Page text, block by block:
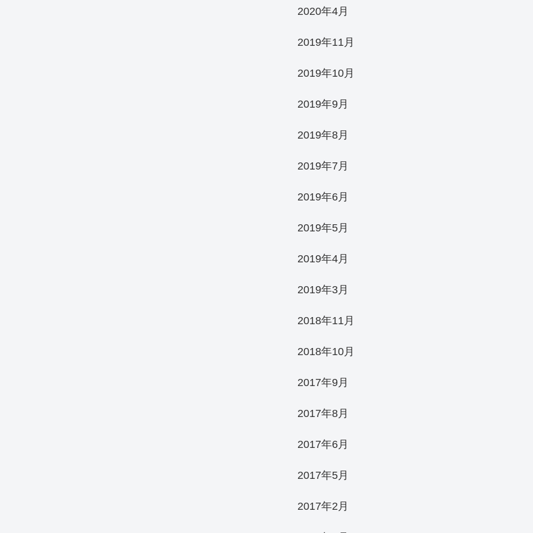
2020年4月
2019年11月
2019年10月
2019年9月
2019年8月
2019年7月
2019年6月
2019年5月
2019年4月
2019年3月
2018年11月
2018年10月
2017年9月
2017年8月
2017年6月
2017年5月
2017年2月